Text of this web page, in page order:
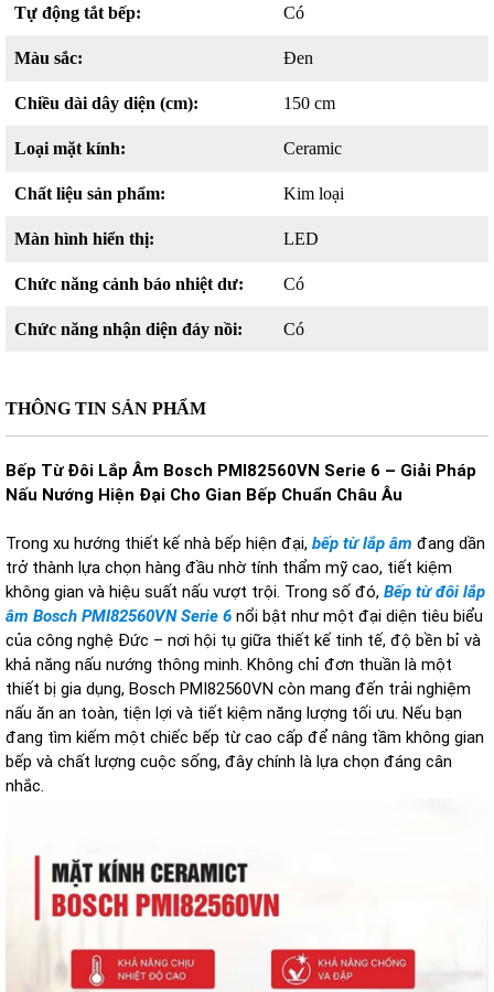
THÔNG TIN SẢN PHẨM
Bếp Từ Đôi Lắp Âm Bosch PMI82560VN Serie 6 – Giải Pháp
Nấu Nướng Hiện Đại Cho Gian Bếp Chuẩn Châu Âu
Trong xu hướng thiết kế nhà bếp hiện đại, bếp từ lắp âm đang dần
trở thành lựa chọn hàng đầu nhờ tính thẩm mỹ cao, tiết kiệm
không gian và hiệu suất nấu vượt trội. Trong số đó, Bếp từ đôi lắp
âm Bosch PMI82560VN Serie 6 nổi bật như một đại diện tiêu biểu
của công nghệ Đức – nơi hội tụ giữa thiết kế tinh tế, độ bền bỉ và
khả năng nấu nướng thông minh. Không chỉ đơn thuần là một
thiết bị gia dụng, Bosch PMI82560VN còn mang đến trải nghiệm
nấu ăn an toàn, tiện lợi và tiết kiệm năng lượng tối ưu. Nếu bạn
đang tìm kiếm một chiếc bếp từ cao cấp để nâng tầm không gian
bếp và chất lượng cuộc sống, đây chính là lựa chọn đáng cân
nhắc.
Tự động tắt bếp: Có
Màu sắc: Đen
Chiều dài dây diện (cm): 150 cm
Loại mặt kính: Ceramic
Chất liệu sản phẩm: Kim loại
Màn hình hiển thị: LED
Chức năng cảnh báo nhiệt dư: Có
Chức năng nhận diện đáy nồi: Có